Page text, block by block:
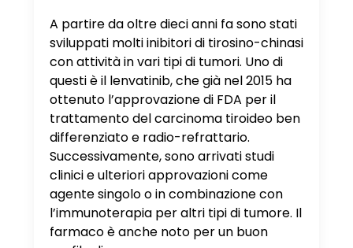
A partire da oltre dieci anni fa sono stati
sviluppati molti inibitori di tirosino-chinasi
con attività in vari tipi di tumori. Uno di
questi è il lenvatinib, che già nel 2015 ha
ottenuto l’approvazione di FDA per il
trattamento del carcinoma tiroideo ben
differenziato e radio-refrattario.
Successivamente, sono arrivati studi
clinici e ulteriori approvazioni come
agente singolo o in combinazione con
l’immunoterapia per altri tipi di tumore. Il
farmaco è anche noto per un buon